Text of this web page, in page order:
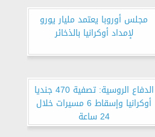
مجلس أوروبا يعتمد مليار يورو
لإمداد أوكرانيا بالذخائر
الدفاع الروسية: تصفية 470 جنديا
أوكرانيا وإسقاط 6 مسيرات خلال
24 ساعة